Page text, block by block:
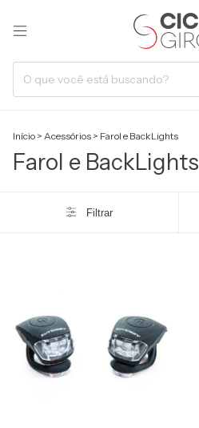
Início > Acessórios > Farol e BackLights
Farol e BackLights
Filtrar